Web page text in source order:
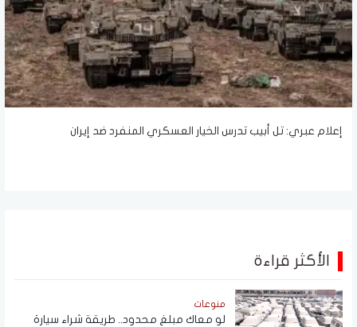
إعلام عبري: تل أبيب تدرس الخيار العسكري المنفرد ضد إيران
الأكثر قراءة
منوعات
لو معاك مبلغ محدود.. طريقة شراء سيارة